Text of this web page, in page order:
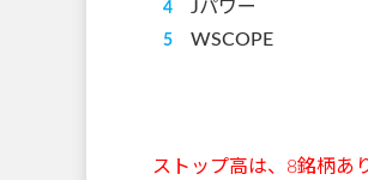
Jパワー
WSCOPE
ストップ高は、8銘柄あ